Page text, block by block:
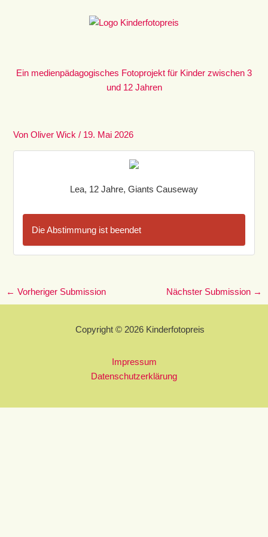
Ein medienpädagogisches Fotoprojekt für Kinder zwischen 3
und 12 Jahren
VonOliver Wick/ 19. Mai 2026
Lea, 12 Jahre, Giants Causeway
Die Abstimmung ist beendet
← Vorheriger Submission Nächster Submission →
Copyright © 2026 Kinderfotopreis
Impressum
Datenschutzerklärung